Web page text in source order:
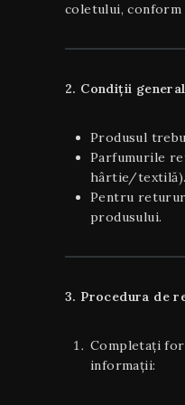
coletului, conform
2. Condiții
Produsul
Parfumurile
hârtie/textilă).
Pentru
produsului.
3. Procedura de
Completați
informații: